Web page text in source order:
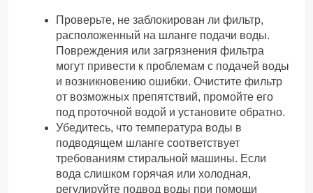
Проверьте, не заблокирован ли фильтр,
расположенный на шланге подачи воды.
Повреждения или загрязнения фильтра
могут привести к проблемам с подачей воды
и возникновению ошибки. Очистите фильтр
от возможных препятствий, промойте его
под проточной водой и установите обратно.
Убедитесь, что температура воды в
подводящем шланге соответствует
требованиям стиральной машины. Если
вода слишком горячая или холодная,
регулируйте подвод воды при помощи